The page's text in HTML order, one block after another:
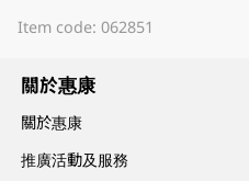
Item code: 062851
關於惠康
關於惠康
推廣活動及服務